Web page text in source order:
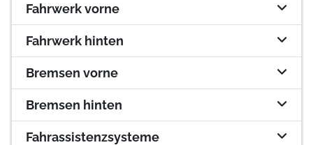
Fahrwerk vorne
Fahrwerk hinten
Bremsen vorne
Bremsen hinten
Fahrassistenzsysteme